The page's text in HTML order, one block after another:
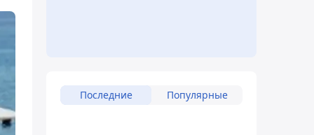
Последние Популярные